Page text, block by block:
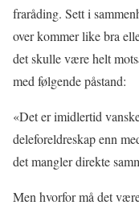
fraråding. Sett i
over kommer like bra
det skulle være helt
med følgende påstand:
«Det er imidlertid
deleforeldreskap enn
det mangler direkte
Men hvorfor må det